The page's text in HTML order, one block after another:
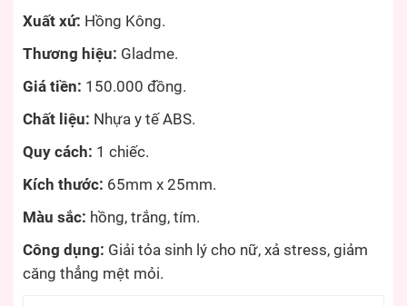
Xuất xứ: Hồng Kông.
Thương hiệu: Gladme.
Giá tiền: 150.000 đồng.
Chất liệu: Nhựa y tế ABS.
Quy cách: 1 chiếc.
Kích thước: 65mm x 25mm.
Màu sắc: hồng, trắng, tím.
Công dụng: Giải tỏa sinh lý cho nữ, xả stress, giảm
căng thẳng mệt mỏi.